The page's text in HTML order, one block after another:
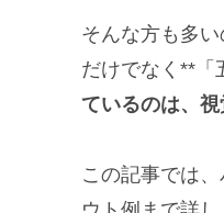
そんな方も多
だけでなく**「
ているのは、
この記事では